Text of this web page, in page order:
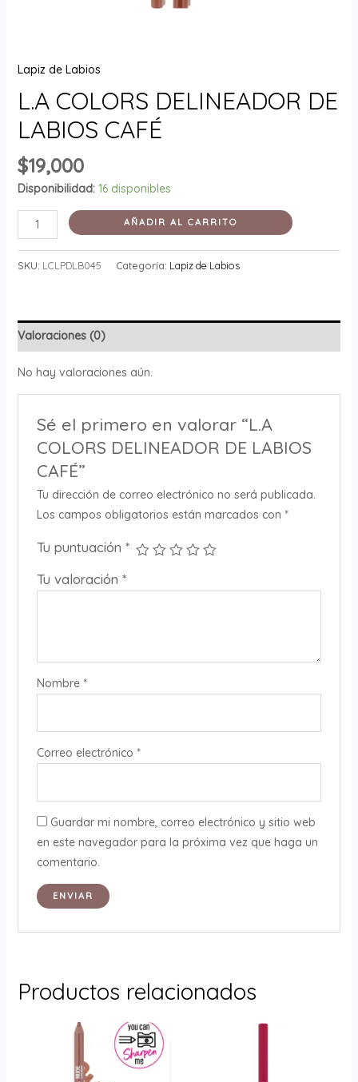
Lapiz de Labios
L.A COLORS DELINEADOR DE
LABIOS CAFÉ
$19,000
Disponibilidad: 16 disponibles
AÑADIR AL CARRITO
SKU: LCLPDLB045 Categoría: Lapiz de Labios
Valoraciones (0)
No hay valoraciones aún.
Sé el primero en valorar “L.A
COLORS DELINEADOR DE LABIOS
CAFÉ”
Tu dirección de correo electrónico no será publicada.
Los campos obligatorios están marcados con *
Tu puntuación *
Tu valoración *
Nombre *
Correo electrónico *
Guardar mi nombre, correo electrónico y sitio web
en este navegador para la próxima vez que haga un
comentario.
Productos relacionados